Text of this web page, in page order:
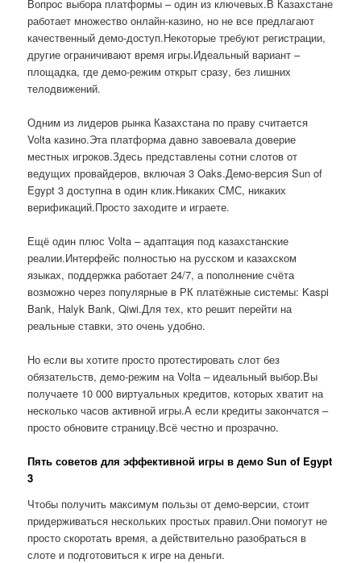
Вопрос выбора платформы – один из ключевых.В Казахстане
работает множество онлайн-казино, но не все предлагают
качественный демо-доступ.Некоторые требуют регистрации,
другие ограничивают время игры.Идеальный вариант –
площадка, где демо-режим открыт сразу, без лишних
телодвижений.
Одним из лидеров рынка Казахстана по праву считается
Volta казино.Эта платформа давно завоевала доверие
местных игроков.Здесь представлены сотни слотов от
ведущих провайдеров, включая 3 Oaks.Демо-версия Sun of
Egypt 3 доступна в один клик.Никаких СМС, никаких
верификаций.Просто заходите и играете.
Ещё один плюс Volta – адаптация под казахстанские
реалии.Интерфейс полностью на русском и казахском
языках, поддержка работает 24/7, а пополнение счёта
возможно через популярные в РК платёжные системы: Kaspi
Bank, Halyk Bank, Qiwi.Для тех, кто решит перейти на
реальные ставки, это очень удобно.
Но если вы хотите просто протестировать слот без
обязательств, демо-режим на Volta – идеальный выбор.Вы
получаете 10 000 виртуальных кредитов, которых хватит на
несколько часов активной игры.А если кредиты закончатся –
просто обновите страницу.Всё честно и прозрачно.
Пять советов для эффективной игры в демо Sun of Egypt
3
Чтобы получить максимум пользы от демо-версии, стоит
придерживаться нескольких простых правил.Они помогут не
просто скоротать время, а действительно разобраться в
слоте и подготовиться к игре на деньги.